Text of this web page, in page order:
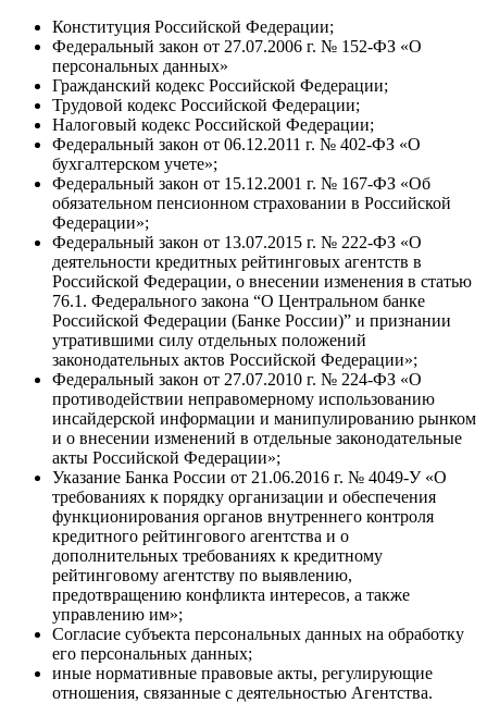
Конституция Российской Федерации;
Федеральный закон от 27.07.2006 г. № 152-ФЗ «О
персональных данных»
Гражданский кодекс Российской Федерации;
Трудовой кодекс Российской Федерации;
Налоговый кодекс Российской Федерации;
Федеральный закон от 06.12.2011 г. № 402-ФЗ «О
бухгалтерском учете»;
Федеральный закон от 15.12.2001 г. № 167-ФЗ «Об
обязательном пенсионном страховании в Российской
Федерации»;
Федеральный закон от 13.07.2015 г. № 222-ФЗ «О
деятельности кредитных рейтинговых агентств в
Российской Федерации, о внесении изменения в статью
76.1. Федерального закона “О Центральном банке
Российской Федерации (Банке России)” и признании
утратившими силу отдельных положений
законодательных актов Российской Федерации»;
Федеральный закон от 27.07.2010 г. № 224-ФЗ «О
противодействии неправомерному использованию
инсайдерской информации и манипулированию рынком
и о внесении изменений в отдельные законодательные
акты Российской Федерации»;
Указание Банка России от 21.06.2016 г. № 4049-У «О
требованиях к порядку организации и обеспечения
функционирования органов внутреннего контроля
кредитного рейтингового агентства и о
дополнительных требованиях к кредитному
рейтинговому агентству по выявлению,
предотвращению конфликта интересов, а также
управлению им»;
Согласие субъекта персональных данных на обработку
его персональных данных;
иные нормативные правовые акты, регулирующие
отношения, связанные с деятельностью Агентства.